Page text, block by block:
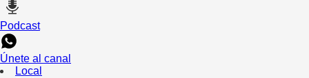
Podcast
Únete al canal
Local